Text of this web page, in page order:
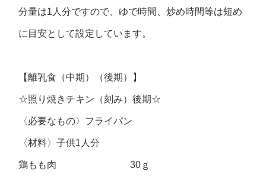
分量は1人分ですので、ゆで時間、炒め時間等は短め
に目安として設定しています。
【離乳食（中期）（後期）】
☆照り焼きチキン（刻み）後期☆
〈必要なもの〉フライパン
〈材料〉子供1人分
鶏もも肉 30ｇ